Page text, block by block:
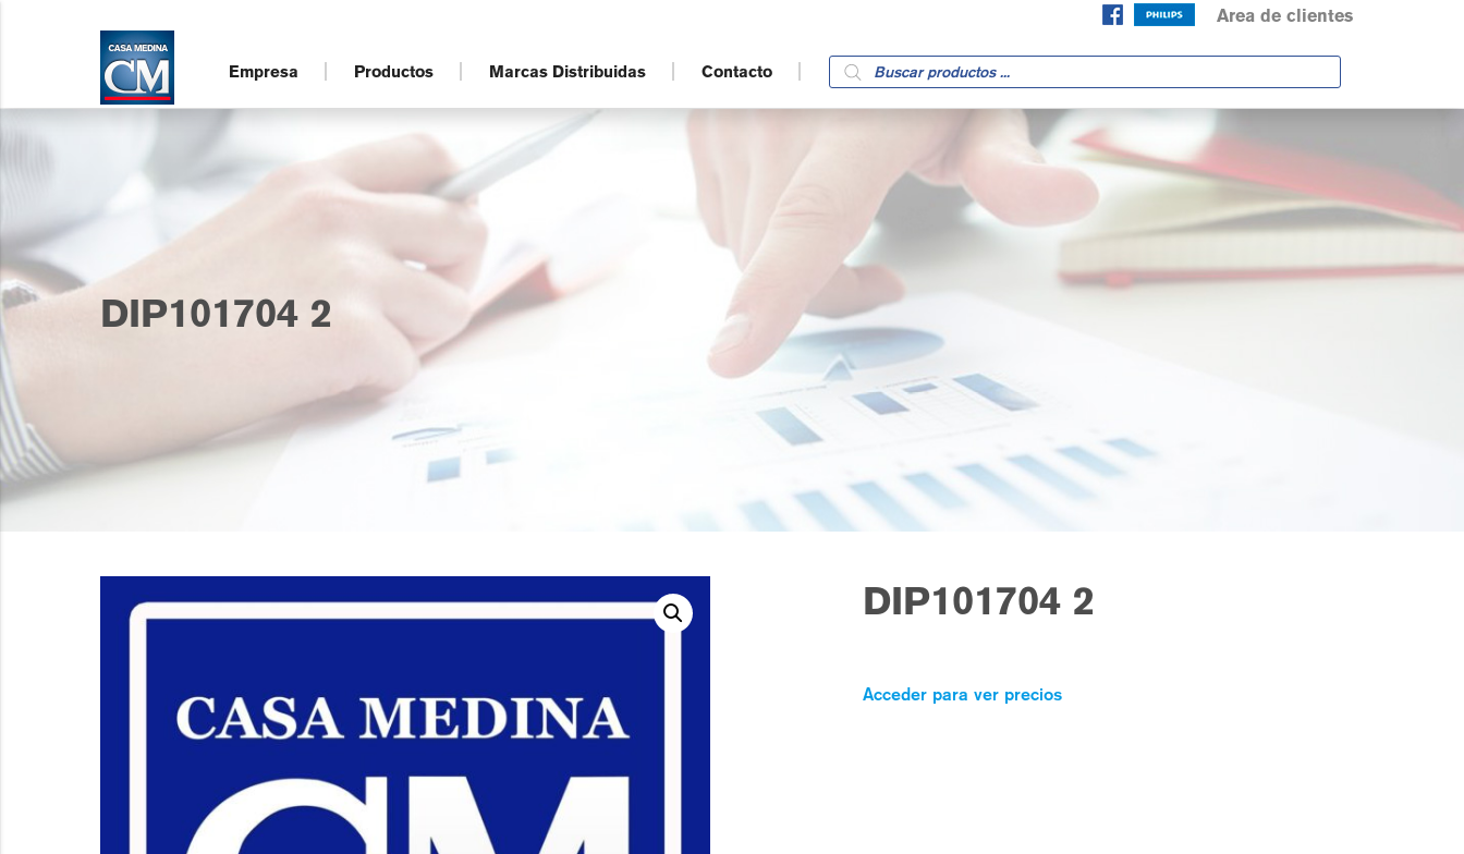
Area de clientes
Empresa Productos Marcas Distribuidas Contacto
Products
search
DIP101704 2
DIP101704 2
Acceder para ver precios